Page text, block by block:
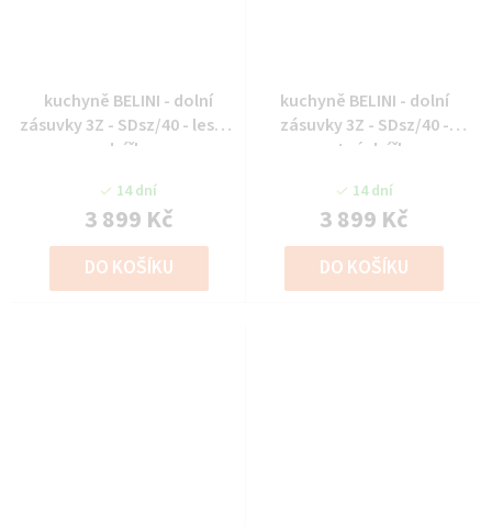
kuchyně BELINI - dolní
zásuvky 3Z - SDsz/40 - lesklé
dvířka
14 dní
3 899 Kč
DO KOŠÍKU
kuchyně BELINI - dolní
zásuvky 3Z - SDsz/40 -
matné dvířka
14 dní
3 899 Kč
DO KOŠÍKU